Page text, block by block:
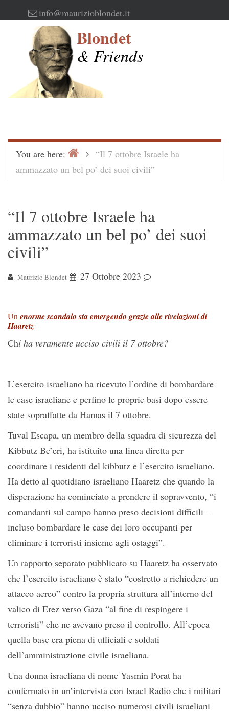
to
info@maurizioblondet.it
Blondet
& Friends
You are here: Home“Il 7 ottobre Israele ha
ammazzato un bel po’ dei suoi civili”
“Il 7 ottobre Israele ha
ammazzato un bel po’ dei suoi
civili”
Maurizio Blondet 27 Ottobre 2023
Un enorme scandalo sta emergendo grazie alle rivelazioni di
Haaretz
Chi ha veramente ucciso civili il 7 ottobre?
L’esercito israeliano ha ricevuto l’ordine di bombardare
le case israeliane e perfino le proprie basi dopo essere
state sopraffatte da Hamas il 7 ottobre.
Tuval Escapa, un membro della squadra di sicurezza del
Kibbutz Be’eri, ha istituito una linea diretta per
coordinare i residenti del kibbutz e l’esercito israeliano.
Ha detto al quotidiano israeliano Haaretz che quando la
disperazione ha cominciato a prendere il sopravvento, “i
comandanti sul campo hanno preso decisioni difficili –
incluso bombardare le case dei loro occupanti per
eliminare i terroristi insieme agli ostaggi”.
Un rapporto separato pubblicato su Haaretz ha osservato
che l’esercito israeliano è stato “costretto a richiedere un
attacco aereo” contro la propria struttura all’interno del
valico di Erez verso Gaza “al fine di respingere i
terroristi” che ne avevano preso il controllo. All’epoca
quella base era piena di ufficiali e soldati
dell’amministrazione civile israeliana.
Una donna israeliana di nome Yasmin Porat ha
confermato in un’intervista con Israel Radio che i militari
“senza dubbio” hanno ucciso numerosi civili israeliani